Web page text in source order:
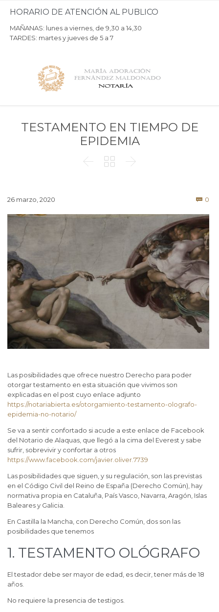
HORARIO DE ATENCIÓN AL PUBLICO
MAÑANAS: lunes a viernes, de 9,30 a 14,30
TARDES: martes y jueves de 5 a 7
TESTAMENTO EN TIEMPO DE
EPIDEMIA
  
26 marzo, 2020  0
Las posibilidades que ofrece nuestro Derecho para poder
otorgar testamento en esta situación que vivimos son
explicadas en el post cuyo enlace adjunto
https://notariabierta.es/otorgamiento-testamento-olografo-
epidemia-no-notario/
Se va a sentir confortado si acude a este enlace de Facebook
del Notario de Alaquas, que llegó a la cima del Everest y sabe
sufrir, sobrevivir y confortar a otros
https://www.facebook.com/javier.oliver.7739
Las posibilidades que siguen, y su regulación, son las previstas
en el Código Civil del Reino de España (Derecho Común), hay
normativa propia en Cataluña, País Vasco, Navarra, Aragón, Islas
Baleares y Galicia.
En Castilla la Mancha, con Derecho Común, dos son las
posibilidades que tenemos
1. TESTAMENTO OLÓGRAFO
El testador debe ser mayor de edad, es decir, tener más de 18
años.
No requiere la presencia de testigos.